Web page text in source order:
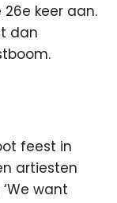
keer aan.
dan
feest in
artiesten
want